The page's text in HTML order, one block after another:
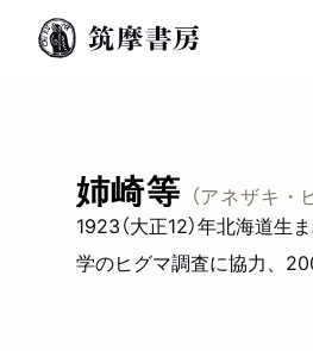
姉崎等 （アネザキ・
1923（大正12）年北海道
学のヒグマ調査に協力、